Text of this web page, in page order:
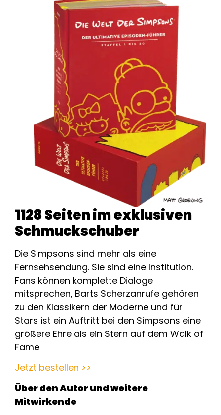
1128 Seiten im exklusiven
Schmuckschuber
Die Simpsons sind mehr als eine
Fernsehsendung. Sie sind eine Institution.
Fans können komplette Dialoge
mitsprechen, Barts Scherzanrufe gehören
zu den Klassikern der Moderne und für
Stars ist ein Auftritt bei den Simpsons eine
größere Ehre als ein Stern auf dem Walk of
Fame
Jetzt bestellen >>
Über den Autor und weitere
Mitwirkende